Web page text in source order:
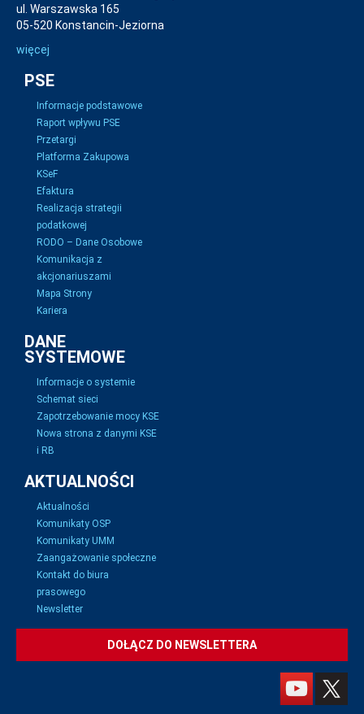
ul. Warszawska 165
05-520 Konstancin-Jeziorna
więcej
PSE
Informacje podstawowe
Raport wpływu PSE
Przetargi
Platforma Zakupowa
KSeF
Efaktura
Realizacja strategii
podatkowej
RODO – Dane Osobowe
Komunikacja z
akcjonariuszami
Mapa Strony
Kariera
DANE
SYSTEMOWE
Informacje o systemie
Schemat sieci
Zapotrzebowanie mocy KSE
Nowa strona z danymi KSE
i RB
AKTUALNOŚCI
Aktualności
Komunikaty OSP
Komunikaty UMM
Zaangażowanie społeczne
Kontakt do biura
prasowego
Newsletter
DOŁĄCZ DO NEWSLETTERA